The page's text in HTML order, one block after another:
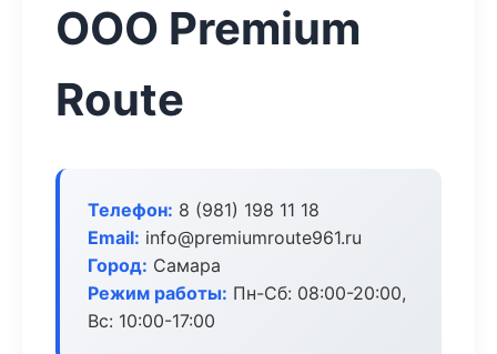
ООО Premium
Route
Телефон: 8 (981) 198 11 18
Email: info@premiumroute961.ru
Город: Самара
Режим работы: Пн-Сб: 08:00-20:00,
Вс: 10:00-17:00